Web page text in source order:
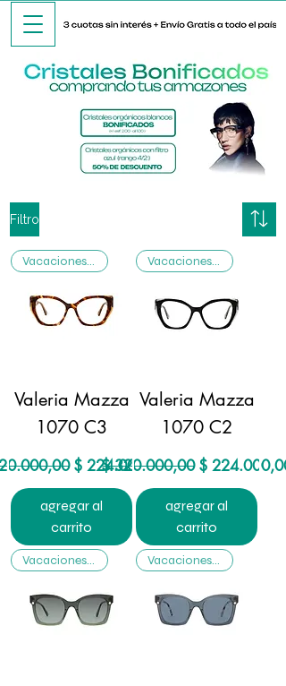
Filtro
Vacaciones ☃️
Valeria Mazza
1070 C3
Precio de oferta
$ 224.000,00
agregar al
carrito
Vacaciones ☃️
Valeria Mazza
1070 C2
Precio
$ 320.000,00 Precio de
$ 224.000,00
agregar al
carrito
Vacaciones ☃️ Vacaciones ☃️